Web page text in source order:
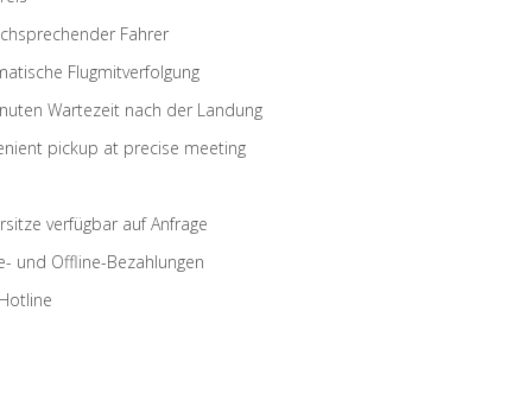
Fahrer
Flugmitverfolgung
Wartezeit nach der Landung
pickup at precise meeting
verfügbar auf Anfrage
und Offline-Bezahlungen